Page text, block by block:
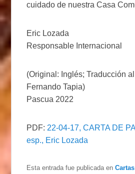
cuidado de nuestra Casa
Eric Lozada
Responsable Internacional
(Original: Inglés; Traducción
Fernando Tapia)
Pascua 2022
PDF: 22-04-17, CARTA DE
esp., Eric Lozada
Esta entrada fue publicada en